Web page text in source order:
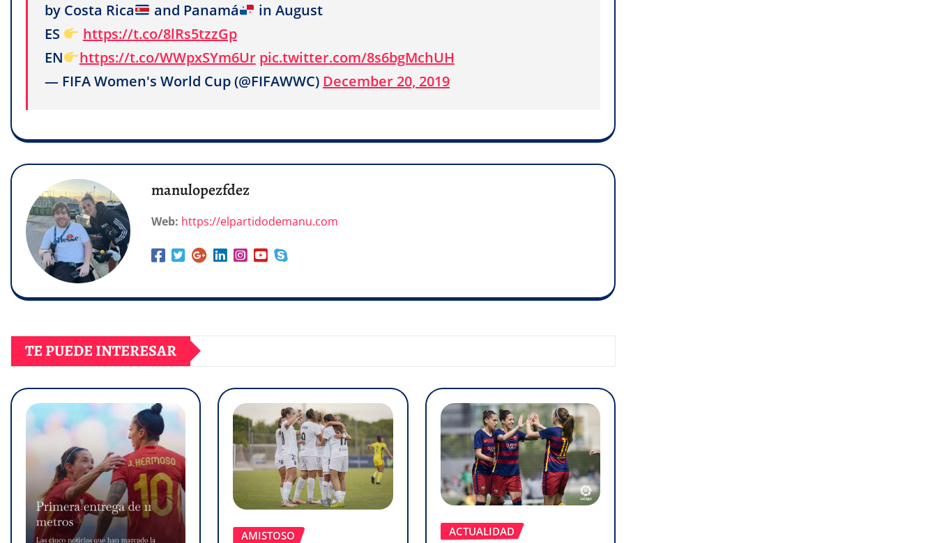
by Costa Rica
and Panamá
in August
ES
https://t.co/8lRs5tzzGp
EN
https://t.co/WWpxSYm6Ur pic.twitter.com/8s6bgMchUH
— FIFA Women's World Cup (@FIFAWWC) December 20, 2019
manulopezfdez
Web: https://elpartidodemanu.com
TE PUEDE INTERESAR
AMISTOSO
ACTUALIDAD